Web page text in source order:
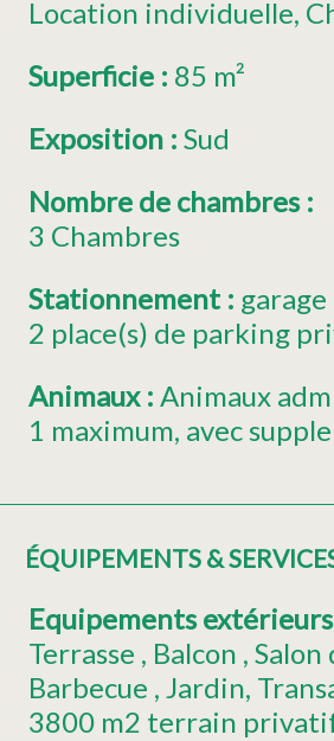
Location individuelle
Superficie : 85 m²
Exposition : Sud
Nombre de chambres :
3 Chambres
Stationnement : garage
2 place(s) de parking
Animaux : Animaux
1 maximum avec
ÉQUIPEMENTS &
Equipements extérieurs
Terrasse
Balcon Salon
Barbecue Jardin
3800 m2 terrain